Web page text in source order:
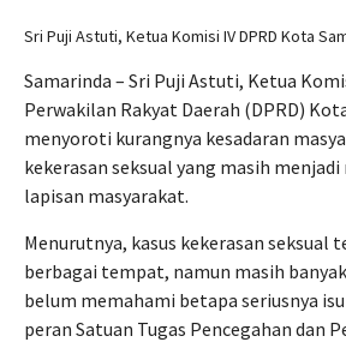
Sri Puji Astuti, Ketua Komisi IV DPRD Kota
Samarinda – Sri Puji Astuti, Ketua
Perwakilan Rakyat Daerah (DPRD)
menyoroti kurangnya kesadaran
kekerasan seksual yang masih
lapisan masyarakat.
Menurutnya, kasus kekerasan seksual
berbagai tempat, namun masih
belum memahami betapa seriusnya
peran Satuan Tugas Pencegahan dan